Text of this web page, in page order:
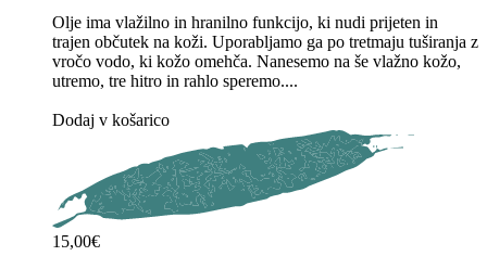
Olje ima vlažilno in hranilno funkcijo, ki nudi prijeten in
trajen občutek na koži. Uporabljamo ga po tretmaju tuširanja z
vročo vodo, ki kožo omehča. Nanesemo na še vlažno kožo,
utremo, tre hitro in rahlo speremo....
Dodaj v košarico
15,00€